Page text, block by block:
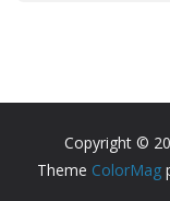
Copyright ©
Theme ColorMag